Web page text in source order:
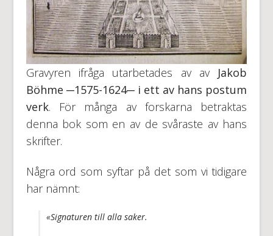
Gravyren ifråga utarbetades av av Jakob
Böhme ─1575-1624─ i ett av hans postum
verk. För många av forskarna betraktas
denna bok som en av de svåraste av hans
skrifter.
Några ord som syftar på det som vi tidigare
har nämnt:
«Signaturen till alla saker.